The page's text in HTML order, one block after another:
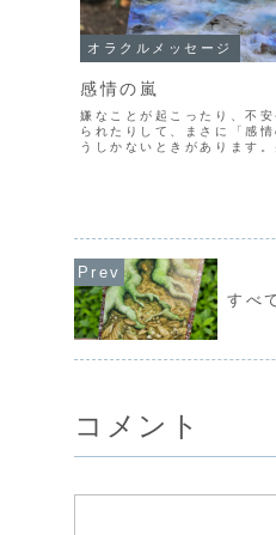
オラクルメッセージ
感情の嵐
嫌なことが起こったり、不安
られたりして、まさに「感
うしかないときがあります
すべ
コメント